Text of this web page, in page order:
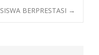
SISWA BERPRESTASI →